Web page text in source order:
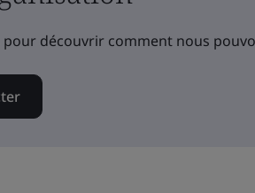
pour découvrir comment nous